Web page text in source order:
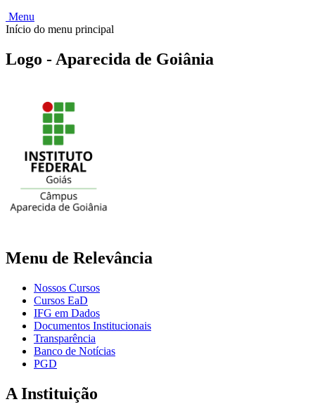
Menu
Início do menu principal
Logo - Aparecida de Goiânia
Menu de Relevância
Nossos Cursos
Cursos EaD
IFG em Dados
Documentos Institucionais
Transparência
Banco de Notícias
PGD
A Instituição